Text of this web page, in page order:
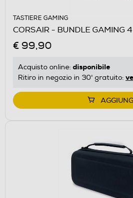
TASTIERE GAMING
CORSAIR - BUNDLE GAMING
€ 99,90
Acquisto online: disponibile
Ritiro in negozio in 30' gratuito: